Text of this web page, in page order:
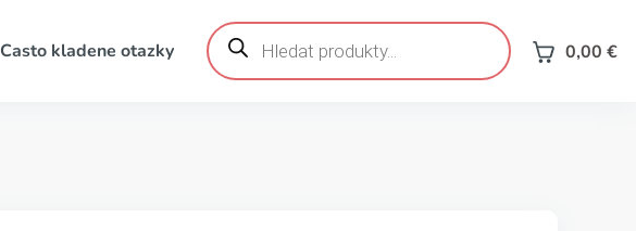
Casto kladene otazky
Products
search 0,00 €